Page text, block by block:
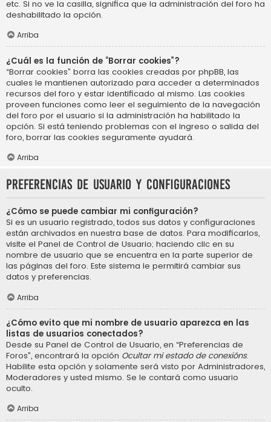
etc. Si no ve la casilla, significa que la administración del foro ha
deshabilitado la opción.
Arriba
¿Cuál es la función de “Borrar cookies”?
“Borrar cookies” borra las cookies creadas por phpBB, las
cuales le mantienen autorizado para acceder a determinados
recursos del foro y estar identificado al mismo. Las cookies
proveen funciones como leer el seguimiento de la navegación
del foro por el usuario si la administración ha habilitado la
opción. Si está teniendo problemas con el ingreso o salida del
foro, borrar las cookies seguramente ayudará.
Arriba
Preferencias de usuario y configuraciones
¿Cómo se puede cambiar mi configuración?
Si es un usuario registrado, todos sus datos y configuraciones
están archivados en nuestra base de datos. Para modificarlos,
visite el Panel de Control de Usuario; haciendo clic en su
nombre de usuario que se encuentra en la parte superior de
las páginas del foro. Este sistema le permitirá cambiar sus
datos y preferencias.
Arriba
¿Cómo evito que mi nombre de usuario aparezca en las
listas de usuarios conectados?
Desde su Panel de Control de Usuario, en “Preferencias de
Foros”, encontrará la opción Ocultar mi estado de conexións.
Habilite esta opción y solamente será visto por Administradores,
Moderadores y usted mismo. Se le contará como usuario
oculto.
Arriba